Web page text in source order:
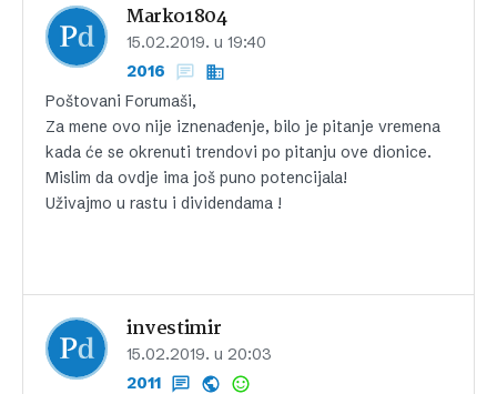
Marko1804
15.02.2019. u 19:40
2016
Poštovani Forumaši,
Za mene ovo nije iznenađenje, bilo je pitanje vremena
kada će se okrenuti trendovi po pitanju ove dionice.
Mislim da ovdje ima još puno potencijala!
Uživajmo u rastu i dividendama !
investimir
15.02.2019. u 20:03
2011